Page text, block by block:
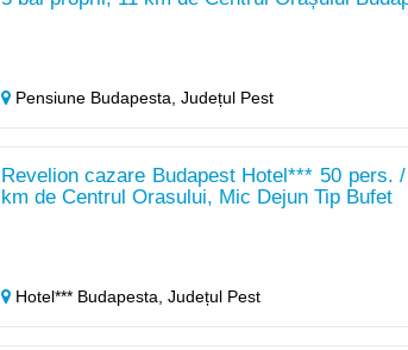
Pensiune Budapesta, Județul Pest
Revelion cazare Budapest Hotel*** 50 pers.
km de Centrul Orasului, Mic Dejun Tip Bufet
Hotel*** Budapesta, Județul Pest